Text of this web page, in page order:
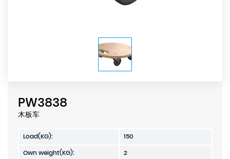
PW3838
木板车
Load(KG):
150
Own weight(KG):
2